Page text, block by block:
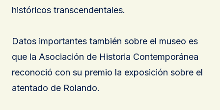
históricos transcendentales.
Datos importantes también sobre el museo es
que la Asociación de Historia Contemporánea
reconoció con su premio la exposición sobre el
atentado de Rolando.